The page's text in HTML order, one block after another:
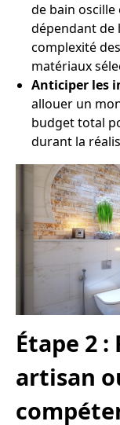
de bain oscille
dépendant de
complexité
matériaux
Anticiper les
allouer un
budget total
durant la
Étape 2 :
artisan